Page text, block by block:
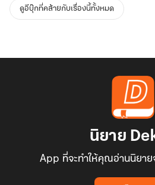
ดูอีบุ๊กที่คล้ายกับเรื่องนี้ทั้งหมด
นิยาย
App ที่จะทำให้คุณอ่านนิยาย